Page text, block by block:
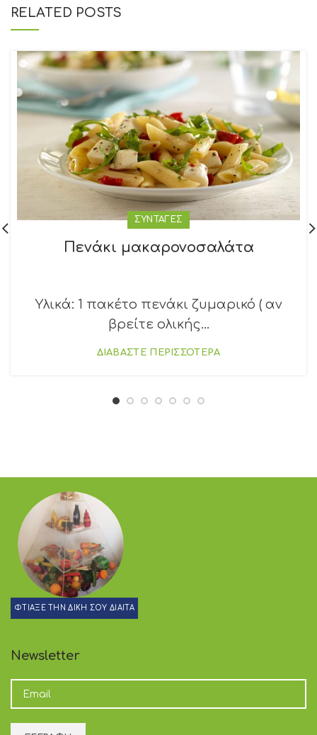
RELATED POSTS
ΣΥΝΤΑΓΕΣ
Πενάκι μακαρονοσαλάτα
Υλικά: 1 πακέτο πενάκι ζυμαρικό ( αν
βρείτε ολικής...
ΔΙΑΒΑΣΤΕ ΠΕΡΙΣΣΟΤΕΡΑ
ΦΤΙΑΞΕ ΤΗΝ ΔΙΚΗ ΣΟΥ ΔΙΑΙΤΑ
Newsletter